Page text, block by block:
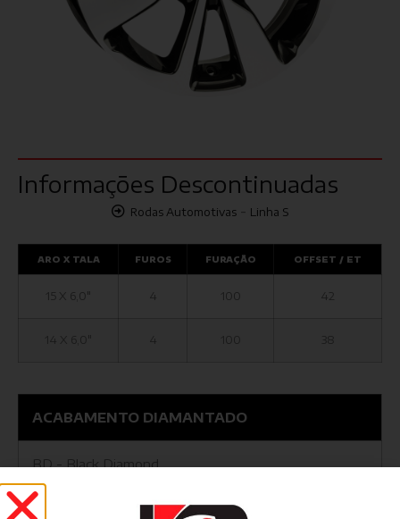
Informações Descontinuadas
Rodas Automotivas - Linha S
ARO X TALA FUROS FURAÇÃO OFFSET / ET
15 X 6,0" 4 100 42
14 X 6,0" 4 38
ACABAMENTO DIAMANTADO
BD - Black Diamond